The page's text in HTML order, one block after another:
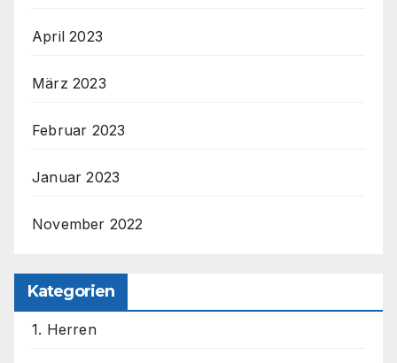
April 2023
März 2023
Februar 2023
Januar 2023
November 2022
Kategorien
1. Herren